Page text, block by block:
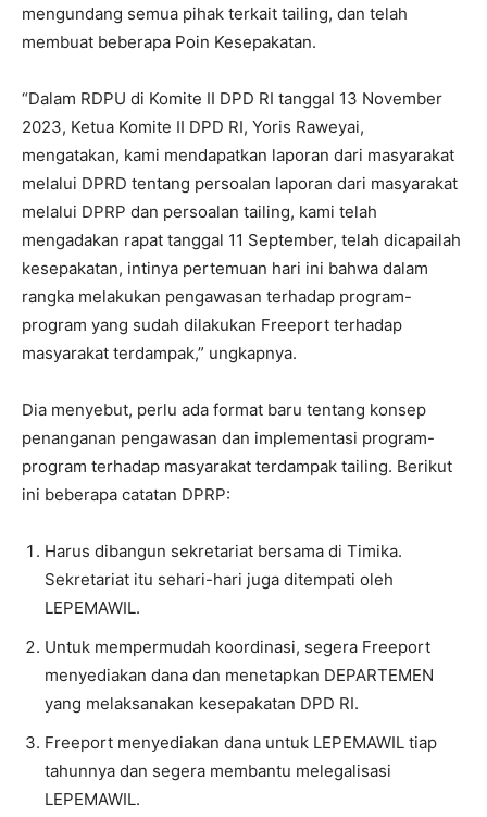
mengundang semua pihak terkait tailing, dan telah
membuat beberapa Poin Kesepakatan.
“Dalam RDPU di Komite II DPD RI tanggal 13 November
2023, Ketua Komite II DPD RI, Yoris Raweyai,
mengatakan, kami mendapatkan laporan dari masyarakat
melalui DPRD tentang persoalan laporan dari masyarakat
melalui DPRP dan persoalan tailing, kami telah
mengadakan rapat tanggal 11 September, telah dicapailah
kesepakatan, intinya pertemuan hari ini bahwa dalam
rangka melakukan pengawasan terhadap program-
program yang sudah dilakukan Freeport terhadap
masyarakat terdampak,” ungkapnya.
Dia menyebut, perlu ada format baru tentang konsep
penanganan pengawasan dan implementasi program-
program terhadap masyarakat terdampak tailing. Berikut
ini beberapa catatan DPRP:
Harus dibangun sekretariat bersama di Timika.
Sekretariat itu sehari-hari juga ditempati oleh
LEPEMAWIL.
Untuk mempermudah koordinasi, segera Freeport
menyediakan dana dan menetapkan DEPARTEMEN
yang melaksanakan kesepakatan DPD RI.
Freeport menyediakan dana untuk LEPEMAWIL tiap
tahunnya dan segera membantu melegalisasi
LEPEMAWIL.